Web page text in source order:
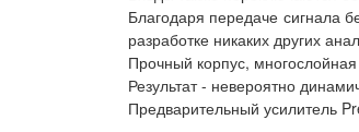
Благодаря передаче сигнала
разработке никаких других
Прочный корпус,
Результат - невероятно
Предварительный усилитель